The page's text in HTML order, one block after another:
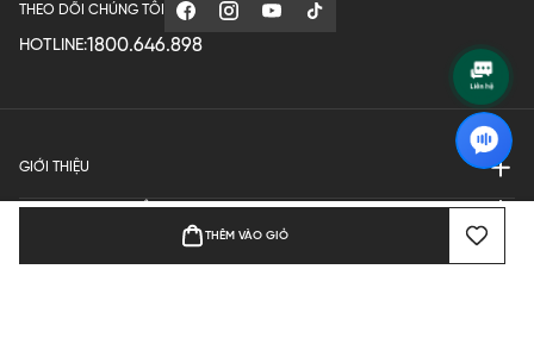
THÊM VÀO GIỎ
THEO DÕI CHÚNG TÔI
HOTLINE:1800.646.898
GIỚI THIỆU
QUY ĐỊNH HOẠT ĐỘNG